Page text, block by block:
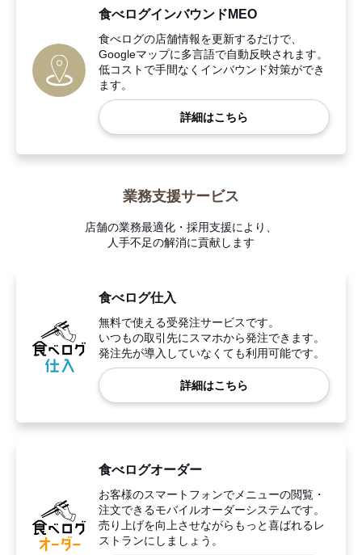
食べログインバウンドMEO
食べログの店舗情報を更新するだけで、
Googleマップに多言語で自動反映されます。
低コストで手間なくインバウンド対策ができ
ます。
詳細はこちら
業務支援サービス
店舗の業務最適化・採用支援により、
人手不足の解消に貢献します
食べログ仕入
無料で使える受発注サービスです。
いつもの取引先にスマホから発注できます。
発注先が導入していなくても利用可能です。
詳細はこちら
食べログオーダー
お客様のスマートフォンでメニューの閲覧・
注文できるモバイルオーダーシステムです。
売り上げを向上させながらもっと喜ばれるレ
ストランにしましょう。